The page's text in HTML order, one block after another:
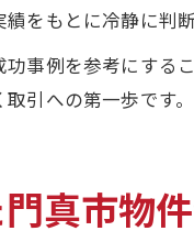
をもとに冷静に判断
事例を参考にする
引への第一歩です。
真市物